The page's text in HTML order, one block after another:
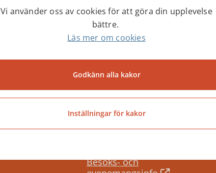
Besöks- och
Vi använder oss av cookies för att göra din upplevelse
bättre.
Läs mer om cookies
Godkänn alla kakor
Inställningar för kakor